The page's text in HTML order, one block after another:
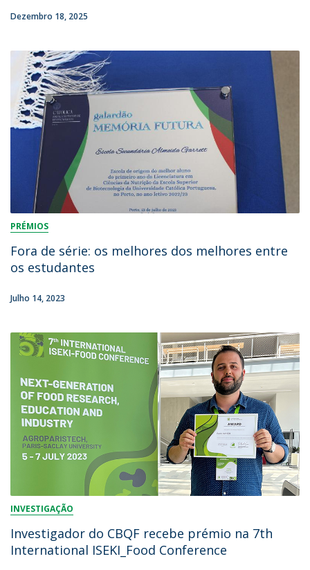
Dezembro 18, 2025
PRÉMIOS
Fora de série: os melhores dos melhores entre
os estudantes
Julho 14, 2023
INVESTIGAÇÃO
Investigador do CBQF recebe prémio na 7th
International ISEKI_Food Conference